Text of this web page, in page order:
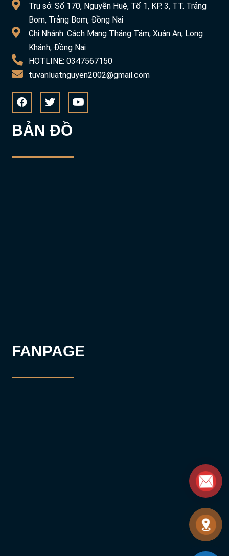
Trụ sở: Số 170, Nguyễn Huệ, Tổ 1, KP. 3, TT. Trảng
Bom, Trảng Bom, Đồng Nai
Chi Nhánh: Cách Mạng Tháng Tám, Xuân An, Long
Khánh, Đồng Nai
HOTLINE: 0347567150
tuvanluatnguyen2002@gmail.com
BẢN ĐỒ
FANPAGE